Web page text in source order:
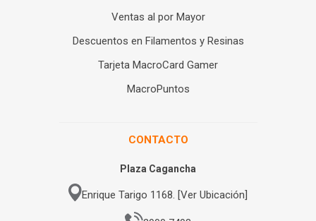
Ventas al por Mayor
Descuentos en Filamentos y Resinas
Tarjeta MacroCard Gamer
MacroPuntos
CONTACTO
Plaza Cagancha
Enrique Tarigo 1168. [Ver Ubicación]